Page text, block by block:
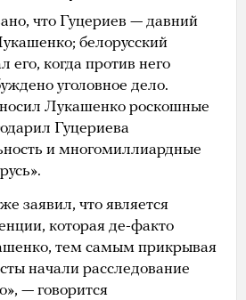
что Гуцериев — давний
белорусский
когда против него
уголовное дело.
Лукашенко роскошные
Гуцериева
и многомиллиардные
заявил, что является
которая де-факто
тем самым прикрывая
начали расследование
— говорится